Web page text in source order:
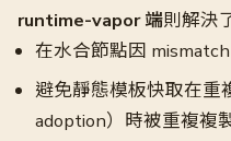
runtime-vapor 端則解決
在水合節點因
避免靜態模板快取在重
adoption）時被重複複